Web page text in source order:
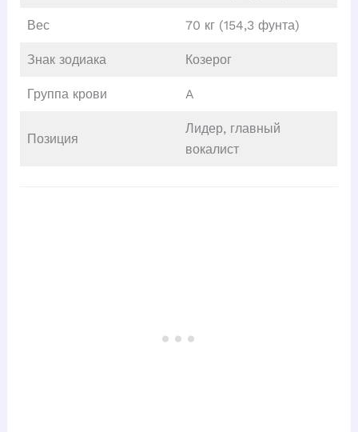
Вес 70 кг (154,3 фунта)
Знак зодиака Козерог
Группа крови A
Позиция
Лидер, главный
вокалист